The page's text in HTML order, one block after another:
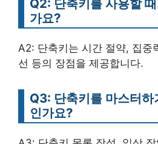
Q2: 단축키를 사용할
가요?
A2: 단축키는 시간 절약, 집중
선 등의 장점을 제공합니다.
Q3: 단축키를 마스터하
인가요?